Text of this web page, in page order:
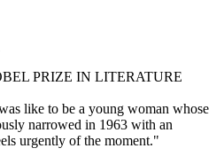
PRIZE IN LITERATURE
like to be a young woman whose
narrowed in 1963 with an
urgently of the moment."